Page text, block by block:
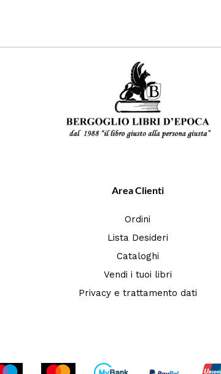
Area Clienti
Ordini
Lista Desideri
Cataloghi
Vendi i tuoi libri
Privacy e trattamento dati